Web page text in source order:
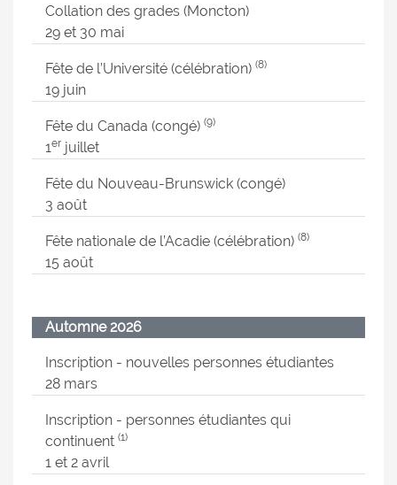
Collation des grades (Moncton)
29 et 30 mai
Fête de l’Université (célébration) (8)
19 juin
Fête du Canada (congé) (9)
1er juillet
Fête du Nouveau-Brunswick (congé)
3 août
Fête nationale de l’Acadie (célébration) (8)
15 août
Automne 2026
Inscription - nouvelles personnes étudiantes
28 mars
Inscription - personnes étudiantes qui
continuent (1)
1 et 2 avril